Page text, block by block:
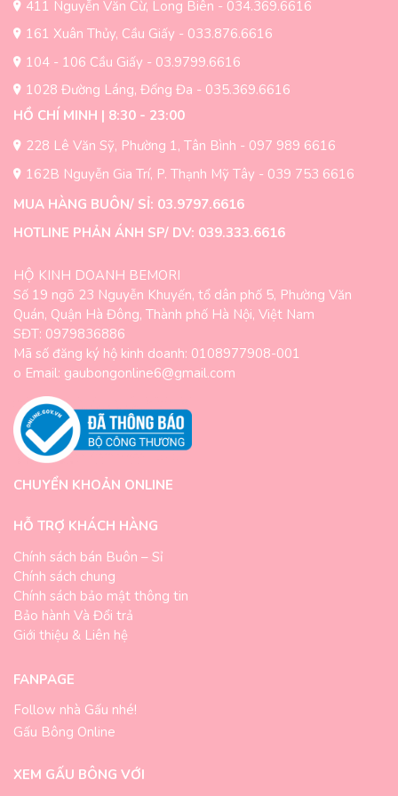
được
chọn
trang
sản
phẩm
được
411 Nguyễn Văn Cừ, Long Biên - 034.369.6616
161 Xuân Thủy, Cầu Giấy - 033.876.6616
104 - 106 Cầu Giấy - 03.9799.6616
1028 Đường Láng, Đống Đa - 035.369.6616
HỒ CHÍ MINH | 8:30 - 23:00
228 Lê Văn Sỹ, Phường 1, Tân Bình - 097 989 6616
162B Nguyễn Gia Trí, P. Thạnh Mỹ Tây - 039 753 6616
MUA HÀNG BUÔN/ SỈ: 03.9797.6616
HOTLINE PHẢN ÁNH SP/ DV: 039.333.6616
HỘ KINH DOANH BEMORI
Số 19 ngõ 23 Nguyễn Khuyến, tổ dân phố 5, Phường Văn
Quán, Quận Hà Đông, Thành phố Hà Nội, Việt Nam
SĐT: 0979836886
Mã số đăng ký hộ kinh doanh: 0108977908-001
o Email: gaubongonline6@gmail.com
CHUYỂN KHOẢN ONLINE
HỖ TRỢ KHÁCH HÀNG
Chính sách bán Buôn – Sỉ
Chính sách chung
Chính sách bảo mật thông tin
Bảo hành Và Đổi trả
Giới thiệu & Liên hệ
FANPAGE
Follow nhà Gấu nhé!
Gấu Bông Online
XEM GẤU BÔNG VỚI